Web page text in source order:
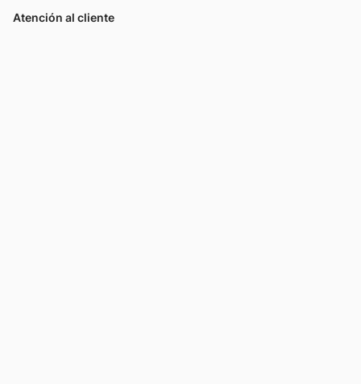
Atención al cliente